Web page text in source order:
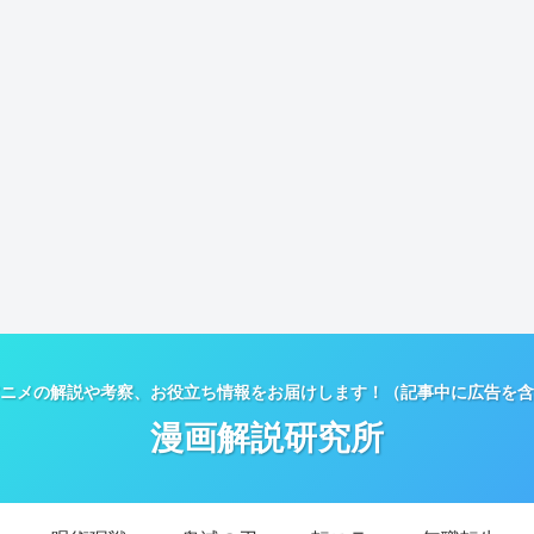
メの解説や考察、お役立ち情報をお届けします！（記事中に広告を
漫画解説研究所